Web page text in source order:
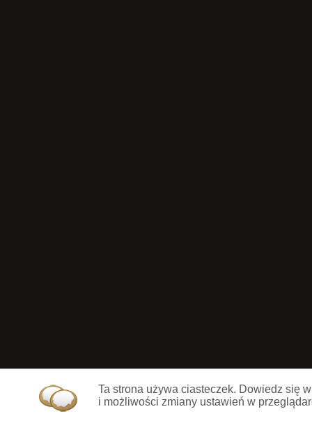
Ta strona używa ciasteczek. Dowiedz się
i możliwości zmiany ustawień w